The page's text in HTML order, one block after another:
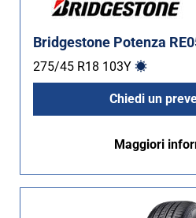
Bridgestone Potenza
275/45 R18 103Y
Chiedi un
Maggiori